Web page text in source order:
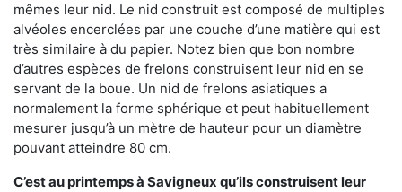
mêmes leur nid. Le nid construit est composé de multiples
alvéoles encerclées par une couche d’une matière qui est
très similaire à du papier. Notez bien que bon nombre
d’autres espèces de frelons construisent leur nid en se
servant de la boue. Un nid de frelons asiatiques a
normalement la forme sphérique et peut habituellement
mesurer jusqu’à un mètre de hauteur pour un diamètre
pouvant atteindre 80 cm.
C’est au printemps à Savigneux qu’ils construisent leur